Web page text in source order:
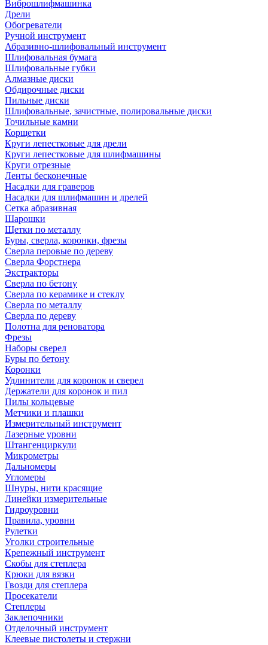
Виброшлифмашинка
Дрели
Обогреватели
Ручной инструмент
Абразивно-шлифовальный инструмент
Шлифовальная бумага
Шлифовальные губки
Алмазные диски
Обдирочные диски
Пильные диски
Шлифовальные, зачистные, полировальные диски
Точильные камни
Корщетки
Круги лепестковые для дрели
Круги лепестковые для шлифмашины
Круги отрезные
Ленты бесконечные
Насадки для граверов
Насадки для шлифмашин и дрелей
Сетка абразивная
Шарошки
Щетки по металлу
Буры, сверла, коронки, фрезы
Сверла перовые по дереву
Сверла Форстнера
Экстракторы
Сверла по бетону
Сверла по керамике и стеклу
Сверла по металлу
Сверла по дереву
Полотна для реноватора
Фрезы
Наборы сверел
Буры по бетону
Коронки
Удлинители для коронок и сверел
Держатели для коронок и пил
Пилы кольцевые
Метчики и плашки
Измерительный инструмент
Лазерные уровни
Штангенциркули
Микрометры
Дальномеры
Угломеры
Шнуры, нити красящие
Линейки измерительные
Гидроуровни
Правила, уровни
Рулетки
Уголки строительные
Крепежный инструмент
Скобы для степлера
Крюки для вязки
Гвозди для степлера
Просекатели
Степлеры
Заклепочники
Отделочный инструмент
Клеевые пистолеты и стержни